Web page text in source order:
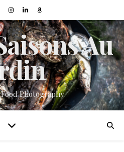
Au
Photography